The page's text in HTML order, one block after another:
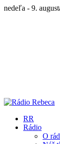
nedeľa - 9.
RR
Rádio
O